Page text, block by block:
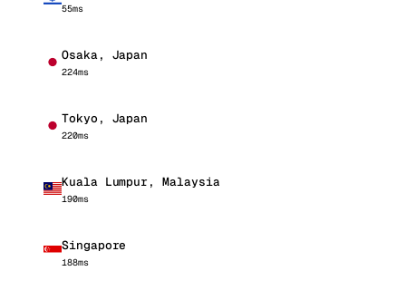
55ms
Osaka, Japan
224ms
Tokyo, Japan
220ms
Kuala Lumpur, Malaysia
190ms
Singapore
188ms